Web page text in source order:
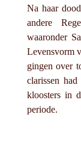
Na haar
andere
waaronder
Levensvorm
gingen over
clarissen
kloosters in
periode.